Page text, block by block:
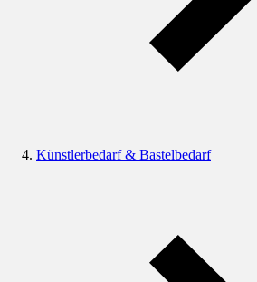
Künstlerbedarf & Bastelbedarf